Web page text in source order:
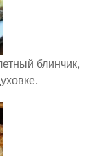
блинчик,